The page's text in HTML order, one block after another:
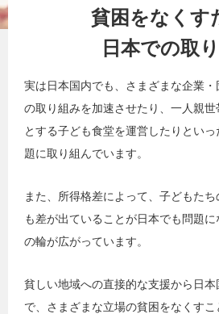
貧困をなくす
日本での取
実は日本国内でも、さまざまな企業
の取り組みを加速させたり、一人親
とする子ども食堂を運営したりとい
題に取り組んでいます。
また、所得格差によって、子どもた
も差が出ていることが日本でも問題
の輪が広がっています。
貧しい地域への直接的な支援から日本
で、さまざまな立場の貧困をなくす